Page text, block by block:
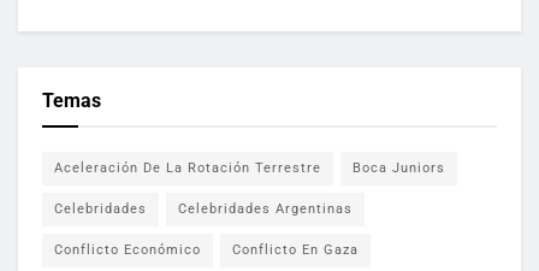
Temas
Aceleración De La Rotación Terrestre Boca Juniors
Celebridades Celebridades Argentinas
Conflicto Económico Conflicto En Gaza